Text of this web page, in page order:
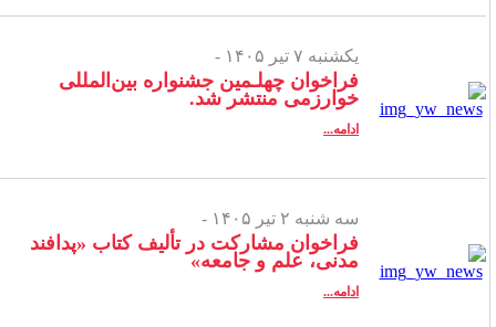
یکشنبه ۷ تیر ۱۴۰۵ -
فراخوان چهلـمین جشنواره بین‌المللی
خوارزمی منتشر شد.
ادامه...
سه شنبه ۲ تیر ۱۴۰۵ -
فراخوان مشارکت در تألیف کتاب «پدافند
مدنی، علم و جامعه»
ادامه...